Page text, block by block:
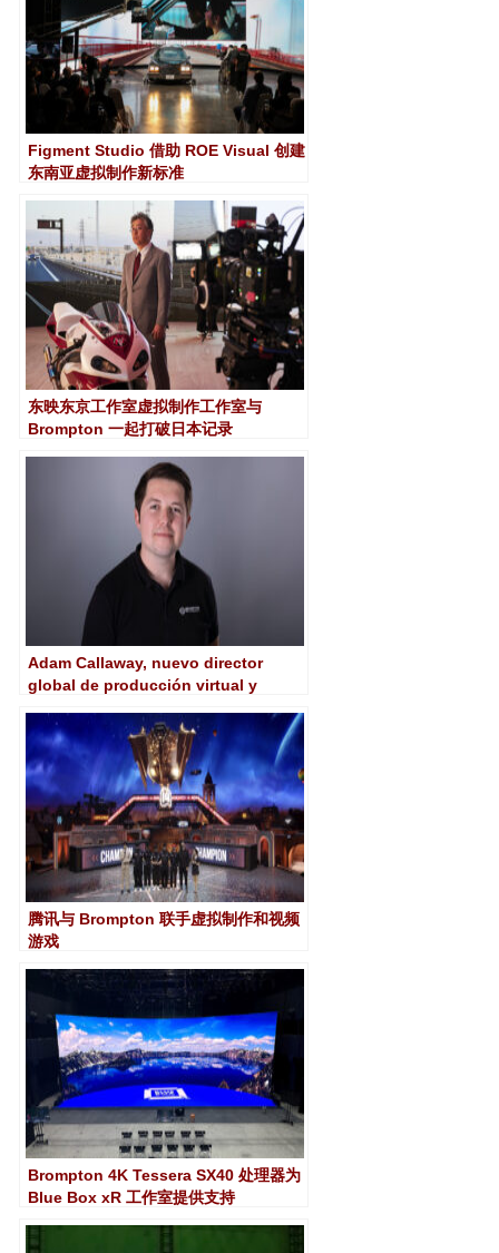
Figment Studio 借助 ROE Visual 创建
东南亚虚拟制作新标准
东映东京工作室虚拟制作工作室与
Brompton 一起打破日本记录
Adam Callaway, nuevo director
global de producción virtual y
腾讯与 Brompton 联手虚拟制作和视频
游戏
Brompton 4K Tessera SX40 处理器为
Blue Box xR 工作室提供支持